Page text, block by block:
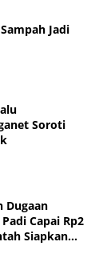
Jadi
Soroti
Dugaan
Capai Rp2
Siapkan